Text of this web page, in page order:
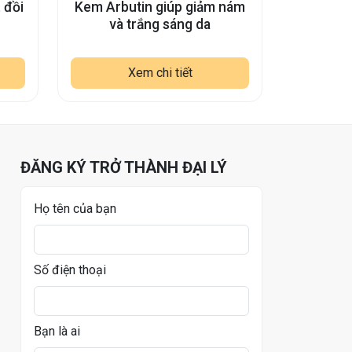
đồi
Kem Arbutin giúp giảm nám
và trắng sáng da
Xem chi tiết
ĐĂNG KÝ TRỞ THÀNH ĐẠI LÝ
Họ tên của bạn
Số điện thoại
Bạn là ai